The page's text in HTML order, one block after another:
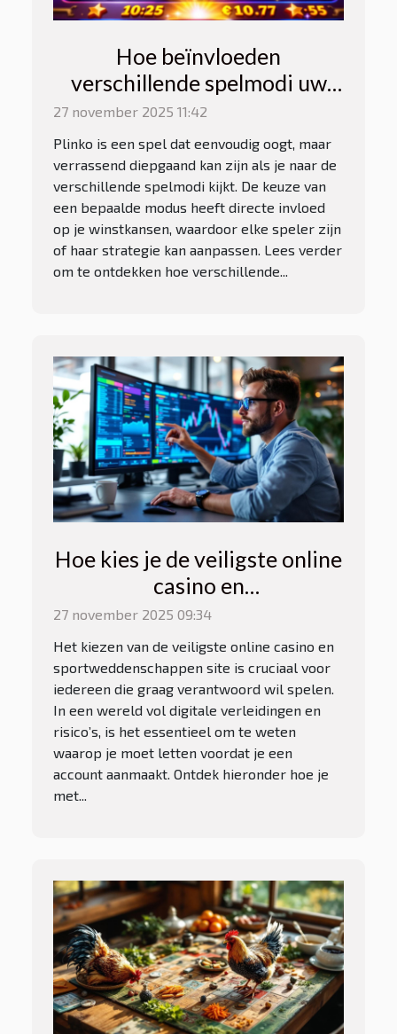
Hoe beïnvloeden
verschillende spelmodi uw
winstkansen bij Plinko?
27 november 2025 11:42
Plinko is een spel dat eenvoudig oogt, maar
verrassend diepgaand kan zijn als je naar de
verschillende spelmodi kijkt. De keuze van
een bepaalde modus heeft directe invloed
op je winstkansen, waardoor elke speler zijn
of haar strategie kan aanpassen. Lees verder
om te ontdekken hoe verschillende...
Hoe kies je de veiligste online
casino en
sportweddenschappen site?
27 november 2025 09:34
Het kiezen van de veiligste online casino en
sportweddenschappen site is cruciaal voor
iedereen die graag verantwoord wil spelen.
In een wereld vol digitale verleidingen en
risico’s, is het essentieel om te weten
waarop je moet letten voordat je een
account aanmaakt. Ontdek hieronder hoe je
met...